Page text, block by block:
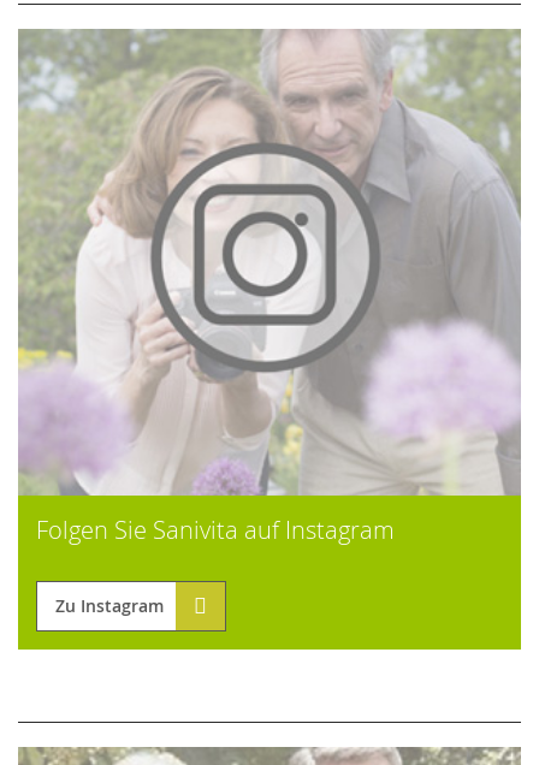
Folgen Sie Sanivita auf Instagram
Zu Instagram